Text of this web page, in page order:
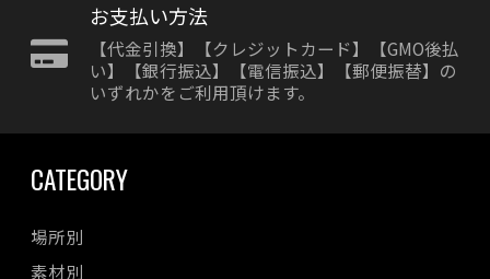
お支払い方法
【代金引換】【クレジットカード】【GMO後払
い】【銀行振込】【電信振込】【郵便振替】の
いずれかをご利用頂けます。
CATEGORY
場所別
素材別